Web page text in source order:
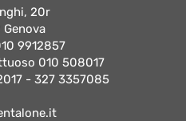
20r
Genova
9912857
010 508017
- 327 3357085